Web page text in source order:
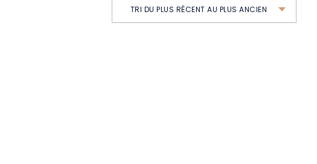
TRI DU PLUS RÉCENT AU PLUS ANCIEN